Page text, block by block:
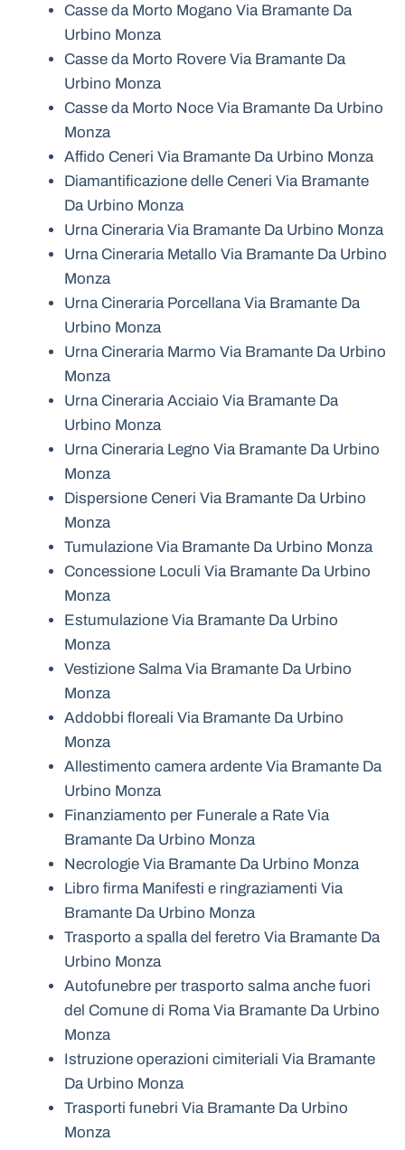
Casse da Morto Mogano Via Bramante Da
Urbino Monza
Casse da Morto Rovere Via Bramante Da
Urbino Monza
Casse da Morto Noce Via Bramante Da Urbino
Monza
Affido Ceneri Via Bramante Da Urbino Monza
Diamantificazione delle Ceneri Via Bramante
Da Urbino Monza
Urna Cineraria Via Bramante Da Urbino Monza
Urna Cineraria Metallo Via Bramante Da Urbino
Monza
Urna Cineraria Porcellana Via Bramante Da
Urbino Monza
Urna Cineraria Marmo Via Bramante Da Urbino
Monza
Urna Cineraria Acciaio Via Bramante Da
Urbino Monza
Urna Cineraria Legno Via Bramante Da Urbino
Monza
Dispersione Ceneri Via Bramante Da Urbino
Monza
Tumulazione Via Bramante Da Urbino Monza
Concessione Loculi Via Bramante Da Urbino
Monza
Estumulazione Via Bramante Da Urbino
Monza
Vestizione Salma Via Bramante Da Urbino
Monza
Addobbi floreali Via Bramante Da Urbino
Monza
Allestimento camera ardente Via Bramante Da
Urbino Monza
Finanziamento per Funerale a Rate Via
Bramante Da Urbino Monza
Necrologie Via Bramante Da Urbino Monza
Libro firma Manifesti e ringraziamenti Via
Bramante Da Urbino Monza
Trasporto a spalla del feretro Via Bramante Da
Urbino Monza
Autofunebre per trasporto salma anche fuori
del Comune di Roma Via Bramante Da Urbino
Monza
Istruzione operazioni cimiteriali Via Bramante
Da Urbino Monza
Trasporti funebri Via Bramante Da Urbino
Monza